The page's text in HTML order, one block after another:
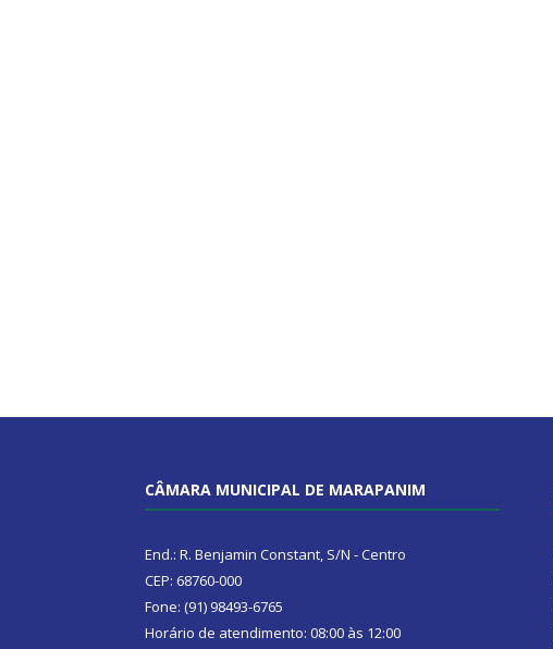
CÂMARA MUNICIPAL DE MARAPANIM
End.: R. Benjamin Constant, S/N - Centro
CEP: 68760-000
Fone: (91) 98493-6765
Horário de atendimento: 08:00 às 12:00